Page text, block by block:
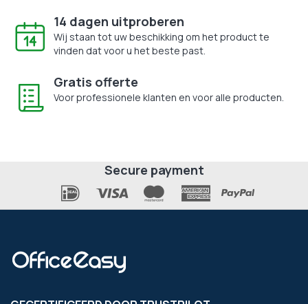
14 dagen uitproberen
Wij staan tot uw beschikking om het product te
vinden dat voor u het beste past.
Gratis offerte
Voor professionele klanten en voor alle producten.
Secure payment